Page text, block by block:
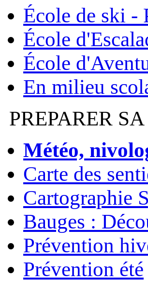
École de ski -
École
École
En milieu
PREPARER
Météo,
Carte des
Cartographie
Bauges :
Prévention
Prévention été